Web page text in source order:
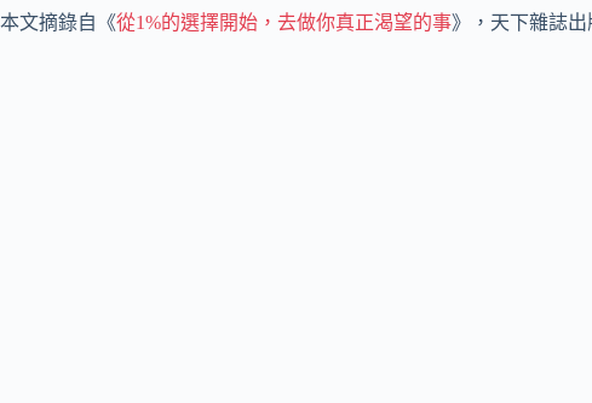
本文摘錄自《從1%的選擇開始，去做你真正渴望的事》，天下雜誌出